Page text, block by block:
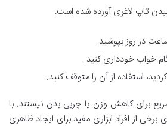
تاپ لاغری آورده شده است:
در روز بپوشید.
خواب خودداری کنید.
استفاده از آن را متوقف کنید.
برای کاهش وزن یا چربی بدن نیستند. با
برخی از افراد ابزاری مفید برای ایجاد ظاهری